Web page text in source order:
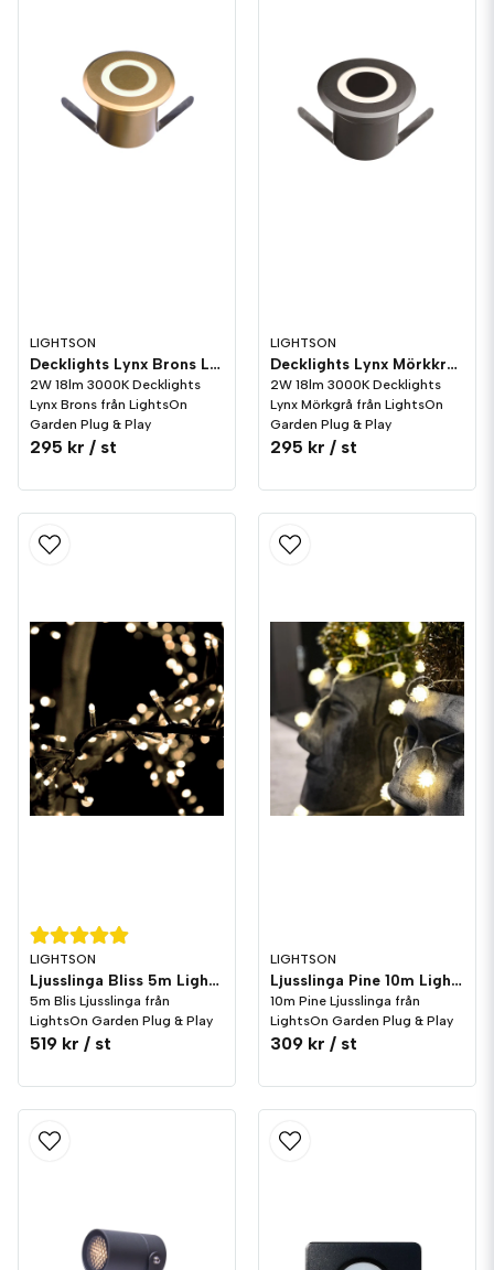
LIGHTSON
Decklights Lynx Brons LightsOn Garden Plug & Play
2W 18lm 3000K Decklights
Lynx Brons från LightsOn
Garden Plug & Play
295 kr / st
LIGHTSON
Decklights Lynx Mörkkrå LightsOn Garden Plug & Play
2W 18lm 3000K Decklights
Lynx Mörkgrå från LightsOn
Garden Plug & Play
295 kr / st
LIGHTSON
Ljusslinga Bliss 5m LightsOn Garden Plug & Play
5m Blis Ljusslinga från
LightsOn Garden Plug & Play
519 kr / st
LIGHTSON
Ljusslinga Pine 10m LightsOn Garden Plug & Play
10m Pine Ljusslinga från
LightsOn Garden Plug & Play
309 kr / st